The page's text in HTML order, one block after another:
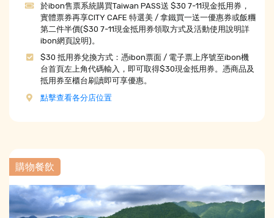
於ibon售票系統購買Taiwan PASS送 $30 7-11現金抵用券，
實體票券再享CITY CAFE 特選美 / 拿鐵買一送一優惠券或飯糰
第二件半價($30 7-11現金抵用券領取方式及活動使用說明詳
ibon網頁說明)。
$30 抵用券兌換方式：憑ibon票面 / 電子票上序號至ibon機
台首頁左上角代碼輸入，即可取得$30現金抵用券。憑商品及
抵用券至櫃台刷讀即可享優惠。
點擊查看各分店位置
購物餐飲